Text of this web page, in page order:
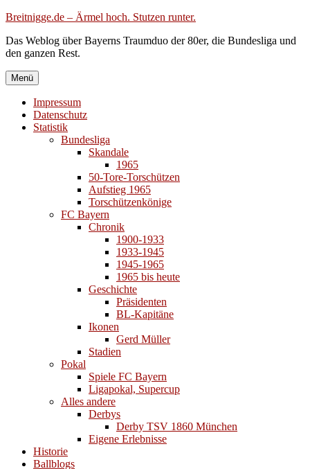
Zum
springen
Breitnigge.de – Ärmel hoch. Stutzen runter.
Das Weblog über Bayerns Traumduo der 80er, die Bundesliga und
den ganzen Rest.
Menü
Impressum
Datenschutz
Statistik
Bundesliga
Skandale
1965
50-Tore-Torschützen
Aufstieg 1965
Torschützenkönige
FC Bayern
Chronik
1900-1933
1933-1945
1945-1965
1965 bis heute
Geschichte
Präsidenten
BL-Kapitäne
Ikonen
Gerd Müller
Stadien
Pokal
Spiele FC Bayern
Ligapokal, Supercup
Alles andere
Derbys
Derby TSV 1860 München
Eigene Erlebnisse
Historie
Ballblogs